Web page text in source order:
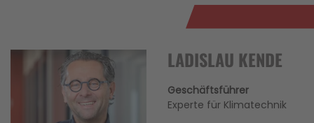
LADISLAU KENDE
Geschäftsführer
Experte für Klimatechnik